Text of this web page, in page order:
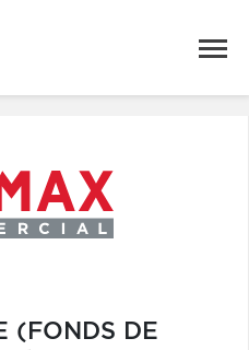
(FONDS DE